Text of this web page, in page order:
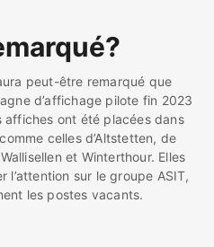
peut-être remarqué que
d’affichage pilote fin 2023
affiches ont été placées dans
celles d’Altstetten, de
et Winterthour. Elles
l’attention sur le groupe ASIT,
les postes vacants.